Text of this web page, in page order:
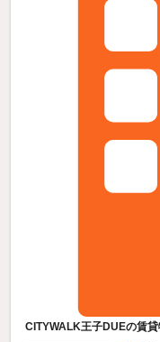
CITYWALK王子DUEの賃